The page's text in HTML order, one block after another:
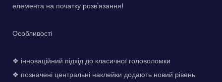
елемента на початку розв'язання!
Особливості
❖ інноваційний підхід до класичної головоломки
❖ позначені центральні наклейки додають новий рівень